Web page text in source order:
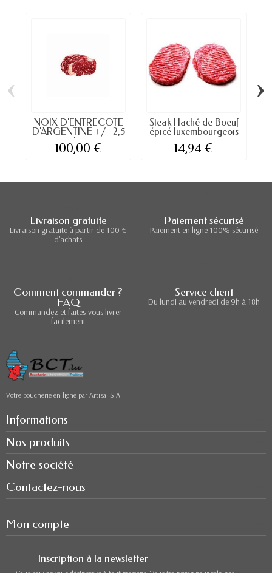
NOIX D'ENTRECOTE
D'ARGENTINE +/- 2,5
kg
100,00 €
Steak Haché de Boeuf
épicé luxembourgeois
14,94 €
‹ ›
Livraison gratuite
Livraison gratuite à partir de 100 €
d'achats
Paiement sécurisé
Paiement en ligne 100% sécurisé
Comment commander ?
FAQ
Commandez et faites-vous livrer
facilement
Service client
Du lundi au vendredi de 9h à 18h
Votre boucherie en ligne par Artisal S.A.
Informations
Nos produits
Notre société
Contactez-nous
Mon compte
Inscription à la newsletter